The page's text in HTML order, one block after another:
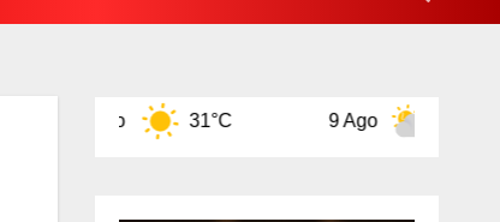
31°C 32°C